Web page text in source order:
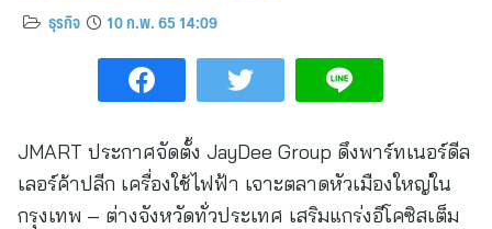
ธุรกิจ 10 ก.พ. 65 14:09
JMART ประกาศจัดตั้ง JayDee Group ดึงพาร์ทเนอร์ดีล
เลอร์ค้าปลีก เครื่องใช้ไฟฟ้า เจาะตลาดหัวเมืองใหญ่ใน
กรุงเทพ – ต่างจังหวัดทั่วประเทศ เสริมแกร่งอีโคซิสเต็ม